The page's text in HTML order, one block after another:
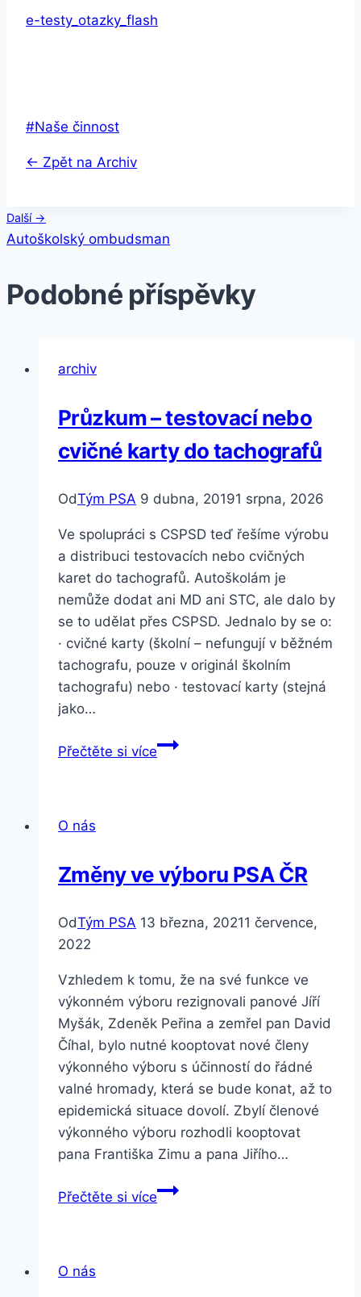
e-testy_otazky_flash
Štítky
#Naše činnost
← Zpět na Archiv
Navigace
příspěvek
Další →
Autoškolský ombudsman
Podobné příspěvky
archiv
Průzkum – testovací nebo
cvičné karty do tachografů
OdTým PSA 9 dubna, 20191 srpna, 2026
Ve spolupráci s CSPSD teď řešíme výrobu
a distribuci testovacích nebo cvičných
karet do tachografů. Autoškolám je
nemůže dodat ani MD ani STC, ale dalo by
se to udělat přes CSPSD. Jednalo by se o:
· cvičné karty (školní – nefungují v běžném
tachografu, pouze v originál školním
tachografu) nebo · testovací karty (stejná
jako…
Přečtěte si vícePrůzkum
do
O nás
Změny ve výboru PSA ČR
OdTým PSA 13 března, 20211 července,
2022
Vzhledem k tomu, že na své funkce ve
výkonném výboru rezignovali panové Jíří
Myšák, Zdeněk Peřina a zemřel pan David
Číhal, bylo nutné kooptovat nové členy
výkonného výboru s účinností do řádné
valné hromady, která se bude konat, až to
epidemická situace dovolí. Zbylí členové
výkonného výboru rozhodli kooptovat
pana Františka Zimu a pana Jiřího…
Přečtěte si víceZměny
O nás